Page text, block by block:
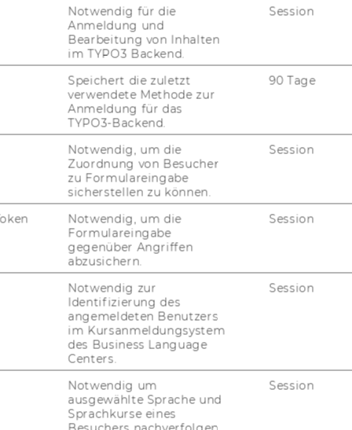
Notwendig für die
Anmeldung und
Bearbeitung von Inhalten
im TYPO3 Backend.
Session
Speichert die zuletzt
verwendete Methode zur
Anmeldung für das
TYPO3-Backend.
90 Tage
Notwendig, um die
Zuordnung von Besucher
zu Formulareingabe
sicherstellen zu können.
Session
Notwendig, um die
Formulareingabe
gegenüber Angriffen
abzusichern.
Session
Notwendig zur
Identifizierung des
angemeldeten Benutzers
im Kursanmeldungsystem
des Business Language
Centers.
Session
Notwendig um
ausgewählte Sprache und
Sprachkurse eines
Session